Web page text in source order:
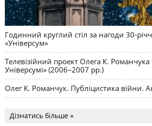
Годинний круглий стіл за нагоди 30-
«Універсум»
Телевізійний проект Олега К. Романчука
Універсумі» (2006–2007 рр.)
Олег К. Романчук. Публіцистика війни.
Дізнатись більше »